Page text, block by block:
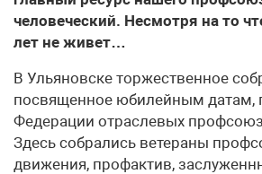
человеческий. Несмотря на то
лет не живет…
В Ульяновске торжественное
посвященное юбилейным датам,
Федерации отраслевых
Здесь собрались ветераны
движения, профактив,